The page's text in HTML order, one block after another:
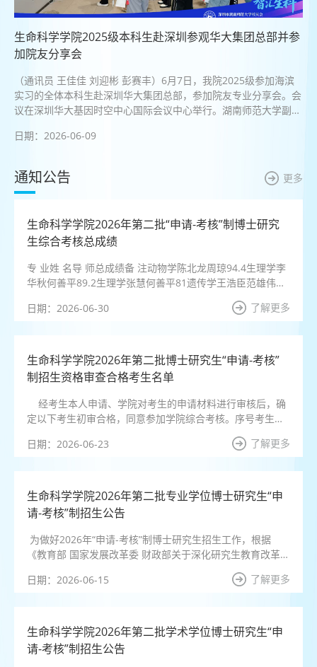
生命科学学院2025级本科生赴深圳参观华大集团总部并参
加院友分享会
（通讯员 王佳佳 刘迎彬 彭赛丰）6月7日，我院2025级参加海滨
实习的全体本科生赴深圳华大集团总部，参加院友专业分享会。会
议在深圳华大基因时空中心国际会议中心举行。湖南师范大学副校
谢罗庚、院长胡胜标、副院长陈湘定、党委副书记彭赛丰，湖南省
日期：2026-06-09
通知公告 更多
生命科学学院2026年第二批“申请-考核”制博士研究
生综合考核总成绩
专 业姓 名导 师总成绩备 注动物学陈北龙周琼94.4生理学李
华秋何善平89.2生理学张慧何善平81遗传学王浩臣范雄伟
90.56生物技术与工程黄劲辉刘少军88.3生物技术与工程李旭
东王智93.6生物技术与工程周仁龙谢华平89.2挂何流琴生物
生物技术与工程姚佳秀王颖81.7挂容明强制药工程邓仟何定
庚93.
了解更多
日期：2026-06-30
生命科学学院2026年第二批博士研究生“申请-考核”
制招生资格审查合格考生名单
经考生本人申请、学院对考生的申请材料进行审核后，确
定以下考生初审合格，同意参加学院综合考核。序号考生编
11054297710陈北龙动物学周琼合格21054297698王浩臣遗
生物与医药刘少军合格61054297636李旭东生物与医药王智
合格71054297608邓仟生物与医药何定庚合格81054297587
何...
了解更多
日期：2026-06-23
生命科学学院2026年第二批专业学位博士研究生“申
请-考核”制招生公告
为做好2026年“申请-考核”制博士研究生招生工作，根据
《教育部 国家发展改革委 财政部关于深化研究生教育改革的
意见》（教研〔2013〕1号）、《关于印发<湖南师范大学博
士研究生招生“申请-考核”制实施办法（试行）>的通知》
院实际，特制定生命科学学院2026年第二批专业学位博士研
究生“申请-考核”制招生方案，...
了解更多
日期：2026-06-15
生命科学学院2026年第二批学术学位博士研究生“申
请-考核”制招生公告